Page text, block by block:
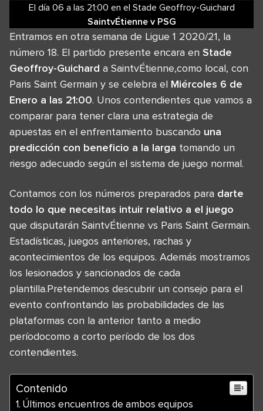
El día 06 a las 21:00 en el Stade Geoffroy-Guichard
SaintvÉtiennev PSG
Entramos en otra semana de Ligue 1 2020/21, la
número 18. El partido presente encara en Stade
Geoffroy-Guichard a SaintvÉtienne,como local, con
Paris Saint Germain y se celebra el Miércoles 6 de
Enero a las 21:00. Unos contendientes que vamos a
comparar para tener clara una estrategia de
apuestas en el enfrentamiento buscando una
predicción con beneficio a la larga tomando un
riesgo adecuado según el sistema de juego normal.
Contamos con los números preparados para darte
todo lo que necesitas intuir relativo a el juego
que disputarán SaintvÉtienne vs Paris Saint Germain.
Estadísticas, juegos anteriores, rachas y
acontecimientos de los equipos. Además mostramos
los lesionados y sancionados de cada
plantilla.Pretendemos descubrir un consejo para el
evento confrontando las probabilidades de las
plataformas con la anterior tanto a medio
períodocomo a corto período de los dos
contendientes.
Contenido
Últimos encuentros de ambos equipos